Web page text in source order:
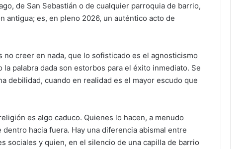
de San Sebastián o de cualquier parroquia de barrio,
antigua; es, en pleno 2026, un auténtico acto de
creer en nada, que lo sofisticado es el agnosticismo
palabra dada son estorbos para el éxito inmediato. Se
debilidad, cuando en realidad es el mayor escudo que
es algo caduco. Quienes lo hacen, a menudo
hacia fuera. Hay una diferencia abismal entre
sociales y quien, en el silencio de una capilla de barrio